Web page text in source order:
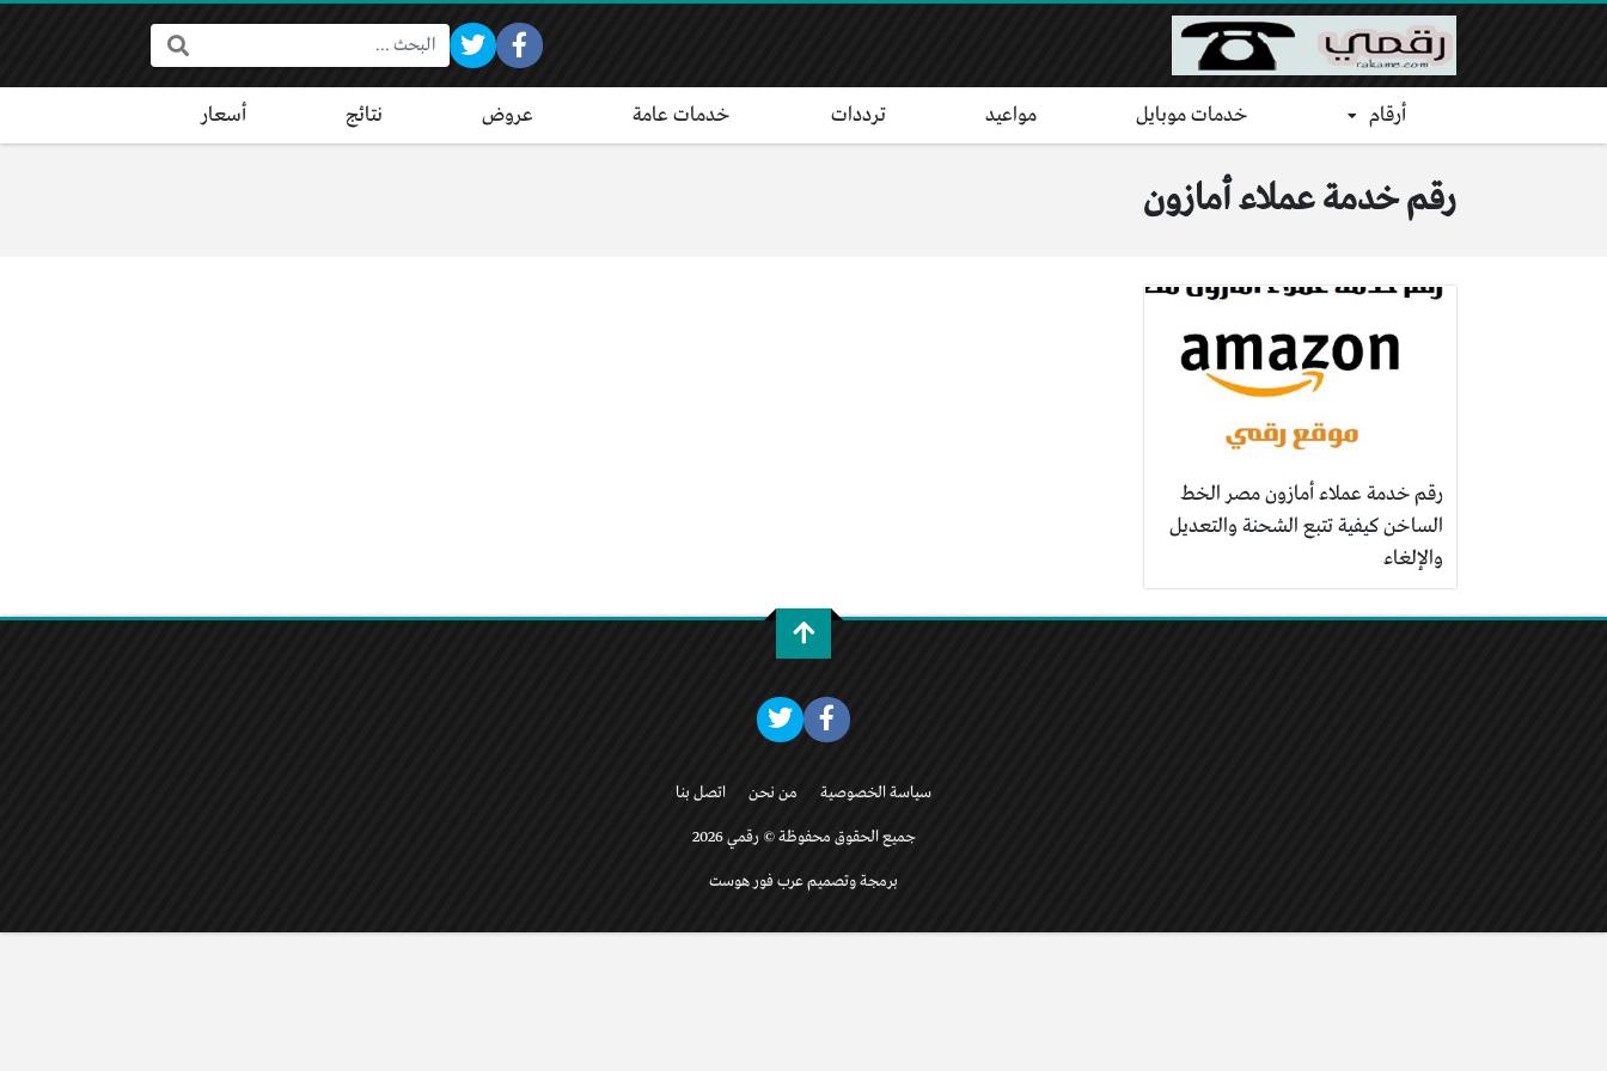
البحث:
أرقام خدمات موبايل مواعيد ترددات خدمات عامة عروض نتائج أسعار
رقم خدمة عملاء أمازون
رقم خدمة عملاء أمازون مصر الخط
الساخن كيفية تتبع الشحنة والتعديل
والإلغاء
سياسة الخصوصية من نحن اتصل بنا
جميع الحقوق محفوظة © رقمي 2026
برمجة وتصميم عرب فور هوست